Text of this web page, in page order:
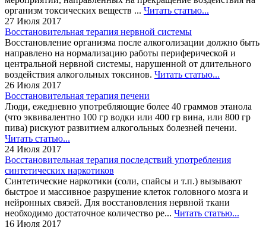
организм токсических веществ ... Читать статью...
27 Июля 2017
Восстановительная терапия нервной системы
Восстановление организма после алкоголизации должно быть
направлено на нормализацию работы периферической и
центральной нервной системы, нарушенной от длительного
воздействия алкогольных токсинов. Читать статью...
26 Июля 2017
Восстановительная терапия печени
Люди, ежедневно употребляющие более 40 граммов этанола
(что эквивалентно 100 гр водки или 400 гр вина, или 800 гр
пива) рискуют развитием алкогольных болезней печени.
Читать статью...
24 Июля 2017
Восстановительная терапия последствий употребления
синтетических наркотиков
Синтетические наркотики (соли, спайсы и т.п.) вызывают
быстрое и массивное разрушение клеток головного мозга и
нейронных связей. Для восстановления нервной ткани
необходимо достаточное количество ре... Читать статью...
16 Июля 2017